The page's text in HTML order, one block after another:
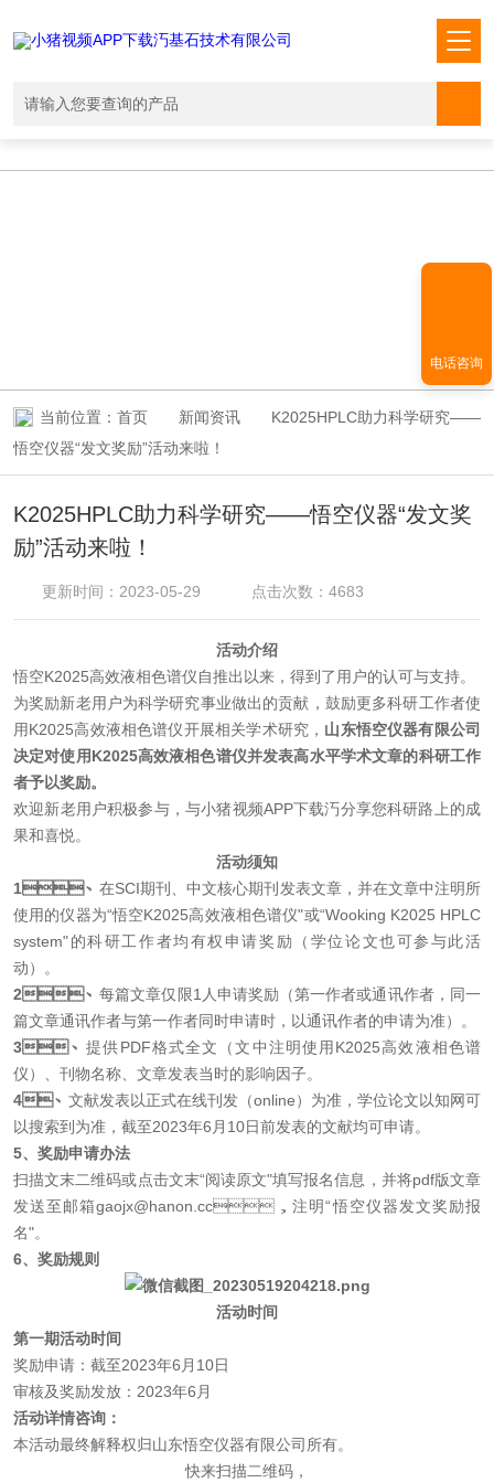
当前位置： 首页 新闻资讯
K2025HPLC助力科学研究——
悟空仪器“发文奖励”活动来啦！
K2025HPLC助力科学研究——悟空仪器“发文奖
励”活动来啦！
更新时间：2023-05-29 点击次数：4683
活动介绍
悟空K2025高效液相色谱仪自推出以来，得到了用户的认可与支持。
为奖励新老用户为科学研究事业做出的贡献，鼓励更多科研工作者使
用K2025高效液相色谱仪开展相关学术研究， 山东悟空仪器有限公司
决定对使用K2025高效液相色谱仪并发表高水平学术文章的科研工作
者予以奖励。
欢迎新老用户积极参与，与小猪视频APP下载汅分享您科研路上的成
果和喜悦。
活动须知
1、在SCI期刊、中文核心期刊发表文章，并在文章中注明所
使用的仪器为“悟空K2025高效液相色谱仪"或“Wooking K2025 HPLC
system"的科研工作者均有权申请奖励（学位论文也可参与此活
动）。
2、每篇文章仅限1人申请奖励（第一作者或通讯作者，同一
篇文章通讯作者与第一作者同时申请时，以通讯作者的申请为准）。
3、提供PDF格式全文（文中注明使用K2025高效液相色谱
仪）、刊物名称、文章发表当时的影响因子。
4、 文献发表以正式在线刊发（online）为准，学位论文以知网可
以搜索到为准，截至2023年6月10日前发表的文献均可申请。
5、 奖励申请办法
扫描文末二维码或点击文末“阅读原文"填写报名信息，并将pdf版文章
发送至邮箱gaojx@hanon.cc，注明“悟空仪器发文奖励报
名"。
6、奖励规则
活动时间
第一期活动时间
奖励申请：截至2023年6月10日
审核及奖励发放： 2023年6月
活动详情咨询：
本活动最终解释权归山东悟空仪器有限公司所有。
快来扫描二维码，
电话咨询